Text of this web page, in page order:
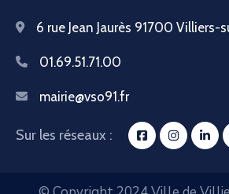
6 rue Jean Jaurès 91700 Villiers-
01.69.51.71.00
mairie@vso91.fr
Sur les réseaux :